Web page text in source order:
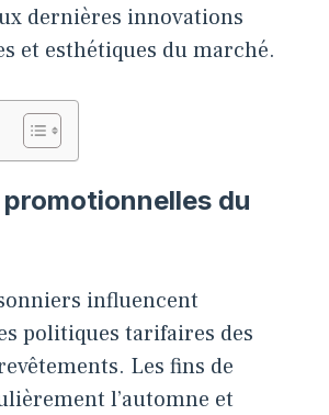
dernières innovations
et esthétiques du marché.
du
influencent
politiques tarifaires des
Les fins de
l’automne et